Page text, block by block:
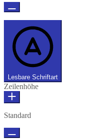
Lesbare Schriftart
Zeilenhöhe
Standard